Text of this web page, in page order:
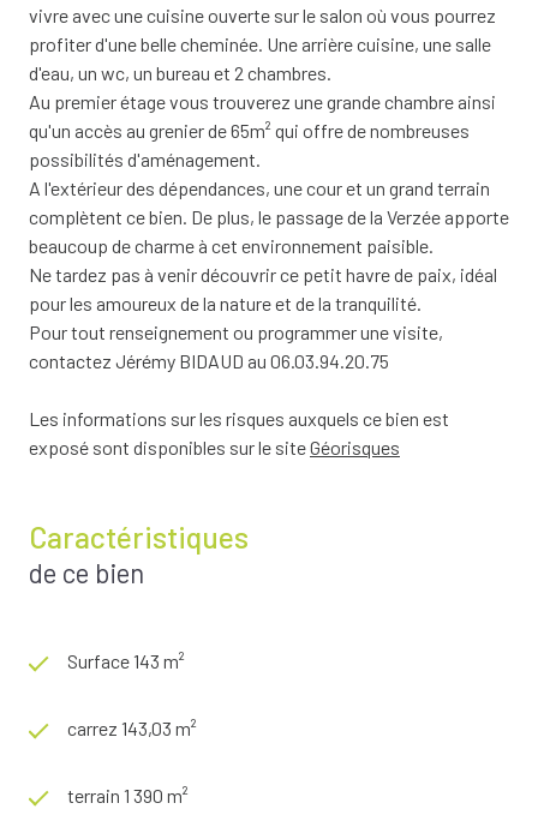
vivre avec une cuisine ouverte sur le salon où vous pourrez
profiter d'une belle cheminée. Une arrière cuisine, une salle
d'eau, un wc, un bureau et 2 chambres.
Au premier étage vous trouverez une grande chambre ainsi
qu'un accès au grenier de 65m² qui offre de nombreuses
possibilités d'aménagement.
A l'extérieur des dépendances, une cour et un grand terrain
complètent ce bien. De plus, le passage de la Verzée apporte
beaucoup de charme à cet environnement paisible.
Ne tardez pas à venir découvrir ce petit havre de paix, idéal
pour les amoureux de la nature et de la tranquilité.
Pour tout renseignement ou programmer une visite,
contactez Jérémy BIDAUD au 06.03.94.20.75
Les informations sur les risques auxquels ce bien est
exposé sont disponibles sur le siteGéorisques
Caractéristiques
de ce bien
Surface 143 m²
carrez 143,03 m²
terrain 1 390 m²